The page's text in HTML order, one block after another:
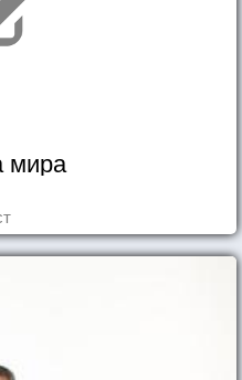
мира